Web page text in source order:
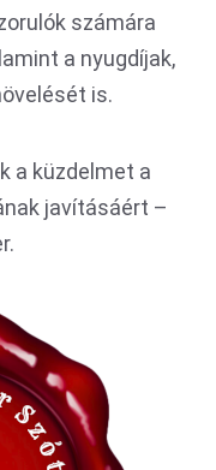
számára
a nyugdíjak,
is.
a küzdelmet a
javításáért –